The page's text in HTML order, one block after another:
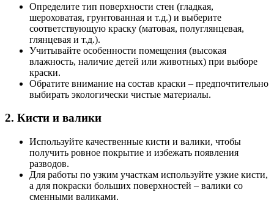
Определите тип поверхности стен (гладкая,
шероховатая, грунтованная и т.д.) и выберите
соответствующую краску (матовая, полуглянцевая,
глянцевая и т.д.).
Учитывайте особенности помещения (высокая
влажность, наличие детей или животных) при выборе
краски.
Обратите внимание на состав краски – предпочтительно
выбирать экологически чистые материалы.
2. Кисти и валики
Используйте качественные кисти и валики, чтобы
получить ровное покрытие и избежать появления
разводов.
Для работы по узким участкам используйте узкие кисти,
а для покраски больших поверхностей – валики со
сменными валиками.